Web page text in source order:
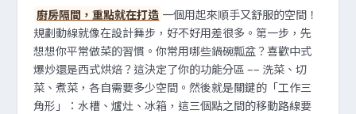
廚房隔間，重點就在打造 一個用起來順手又舒服的空間！
規劃動線就像在設計舞步，好不好用差很多。第一步，先
想想你平常做菜的習慣。你常用哪些鍋碗瓢盆？喜歡中式
爆炒還是西式烘焙？這決定了你的功能分區 –– 洗菜、切
菜、煮菜，各自需要多少空間。然後就是關鍵的「工作三
角形」：水槽、爐灶、冰箱，這三個點之間的移動路線要